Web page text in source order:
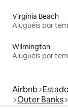
Virginia Beach
Aluguéis por
Wilmington
Aluguéis por
Airbnb
Outer Banks